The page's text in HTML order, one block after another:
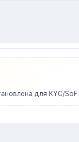
для KYC/SoF